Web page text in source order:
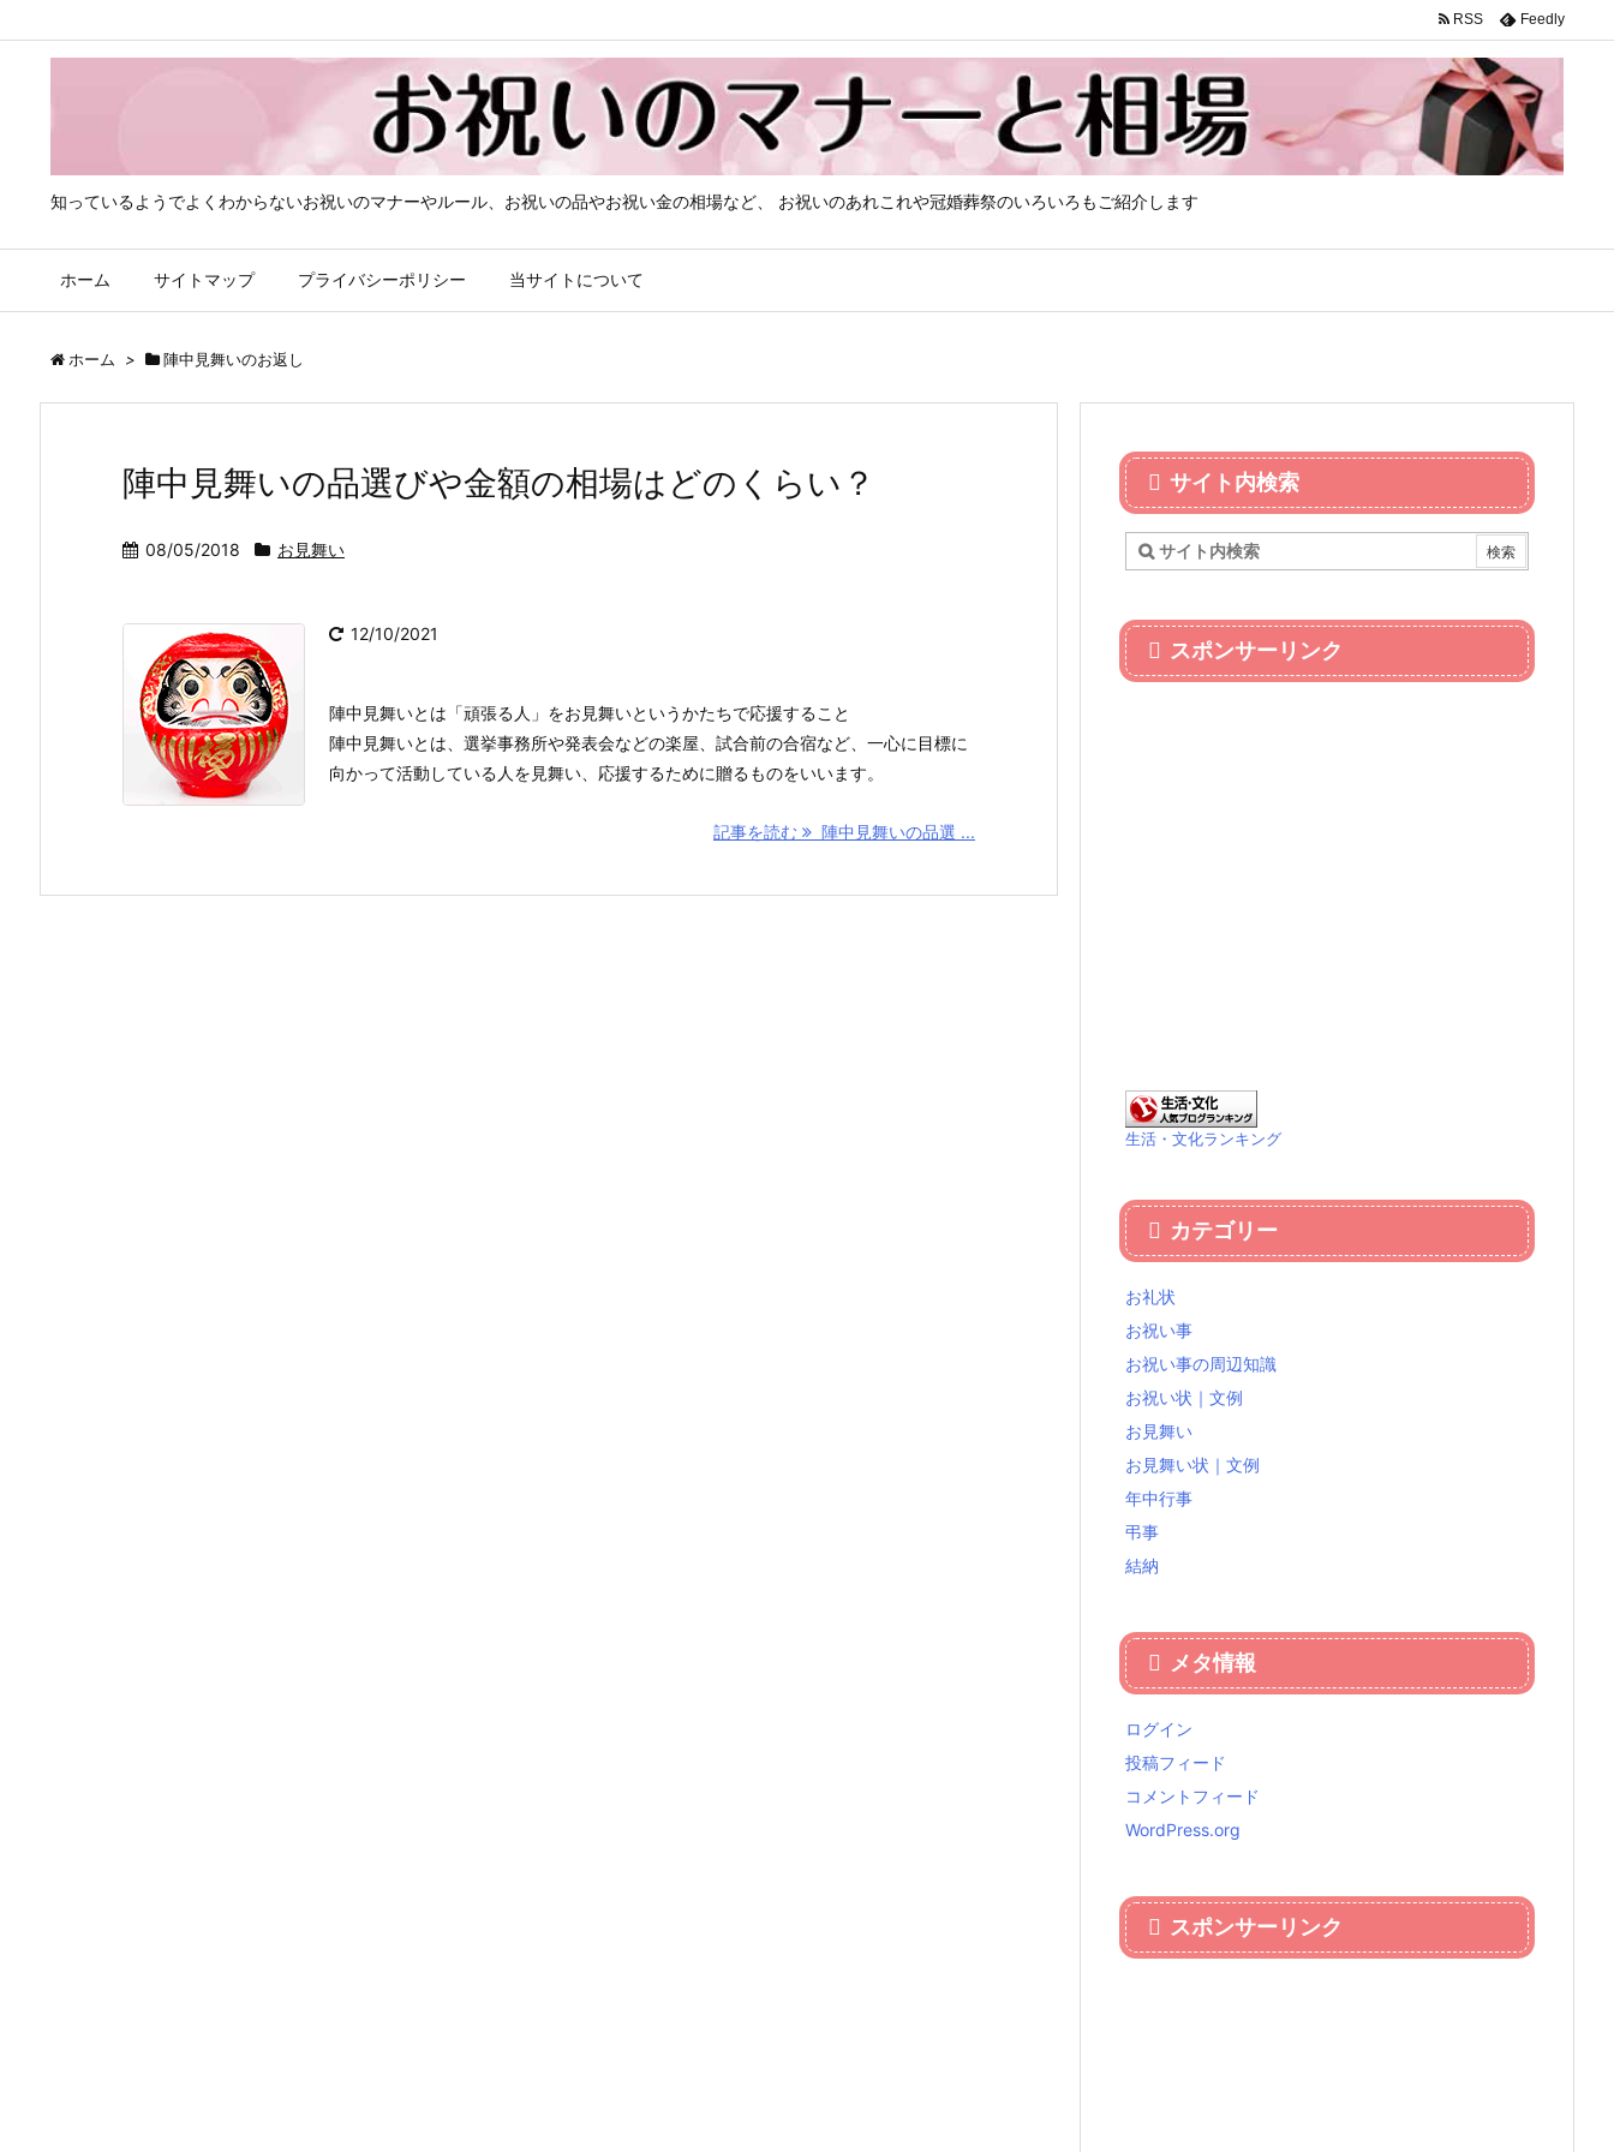
知っているようでよくわからないお祝いのマナーやルール、お祝いの品やお祝い金の相場など、 お祝いのあれこれや冠婚葬祭のいろいろもご紹介します
ホーム サイトマップ プライバシーポリシー 当サイトについて
RSS Feedly
ホーム > 陣中見舞いのお返し
陣中見舞いの品選びや金額の相場はどのくらい？
08/05/2018 お見舞い
12/10/2021
陣中見舞いとは「頑張る人」をお見舞いというかたちで応援すること
陣中見舞いとは、選挙事務所や発表会などの楽屋、試合前の合宿など、一心に目標に
向かって活動している人を見舞い、応援するために贈るものをいいます。
記事を読む 陣中見舞いの品選 ...
サイト内検索
スポンサーリンク
生活・文化ランキング
カテゴリー
お礼状
お祝い事
お祝い事の周辺知識
お祝い状｜文例
お見舞い
お見舞い状｜文例
年中行事
弔事
結納
メタ情報
ログイン
投稿フィード
コメントフィード
WordPress.org
スポンサーリンク